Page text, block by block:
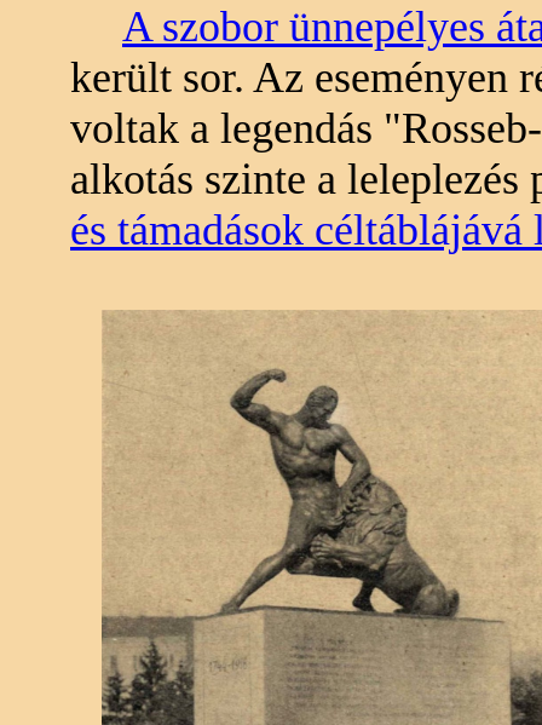
A szobor ünnepélyes
került sor. Az eseményen
voltak a legendás
alkotás szinte a
és támadások céltáblájává